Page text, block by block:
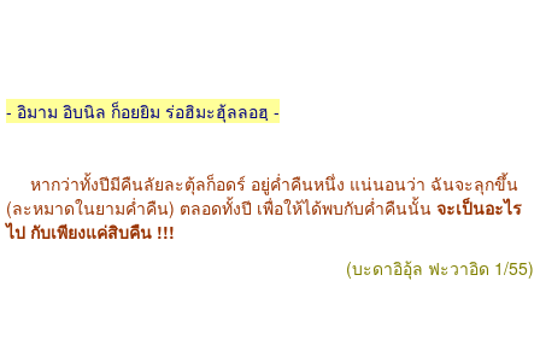
- อิมาม อิบนิล ก็อยยิม ร่อฮิมะฮุ้ลลอฮฺ -
หากว่าทั้งปีมีคืนลัยละตุ้ลก็อดร์ อยู่ค่ำคืนหนึ่ง แน่นอนว่า ฉันจะลุกขึ้น
(ละหมาดในยามค่ำคืน) ตลอดทั้งปี เพื่อให้ได้พบกับค่ำคืนนั้น จะเป็นอะไร
ไป กับเพียงแค่สิบคืน !!!
(บะดาอิอุ้ล ฟะวาอิด 1/55)